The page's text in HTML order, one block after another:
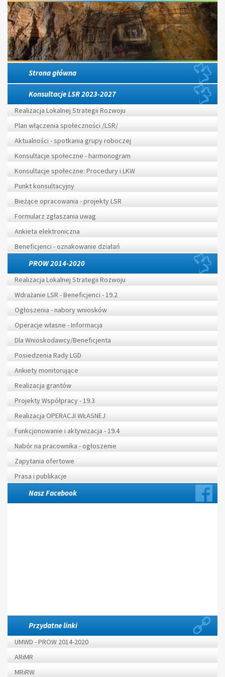
Strona główna
Konsultacje LSR 2023-2027
Realizacja Lokalnej Strategii Rozwoju
Plan włączenia społeczności /LSR/
Aktualności - spotkania grupy roboczej
Konsultacje społeczne - harmonogram
Konsultacje społeczne: Procedury i LKW
Punkt konsultacyjny
Bieżące opracowania - projekty LSR
Formularz zgłaszania uwag
Ankieta elektroniczna
Beneficjenci - oznakowanie działań
PROW 2014-2020
Realizacja Lokalnej Strategii Rozwoju
Wdrażanie LSR - Beneficjenci - 19.2
Ogłoszenia - nabory wniosków
Operacje własne - Informacja
Dla Wnioskodawcy/Beneficjenta
Posiedzenia Rady LGD
Ankiety monitorujące
Realizacja grantów
Projekty Współpracy - 19.3
Realizacja OPERACJI WŁASNEJ
Funkcjonowanie i aktywizacja - 19.4
Nabór na pracownika - ogłoszenie
Zapytania ofertowe
Prasa i publikacje
Nasz Facebook
Przydatne linki
UMWD - PROW 2014-2020
ARiMR
MRiRW